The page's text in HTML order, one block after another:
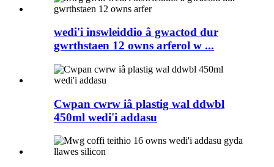
wedi'i inswleiddio â gwactod dur
gwrthstaen 12 owns arferol w ...
Cwpan cwrw iâ plastig wal ddwbl
450ml wedi'i addasu